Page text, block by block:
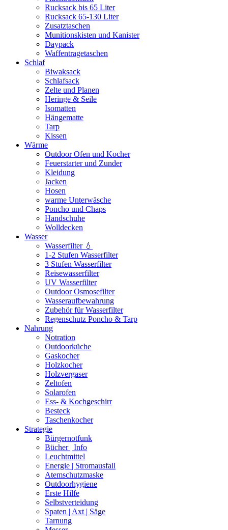
Rucksack bis 65 Liter
Rucksack 65-130 Liter
Zusatztaschen
Munitionskisten und Kanister
Daypack
Waffentragetaschen
Schlaf
Biwaksack
Schlafsack
Zelte und Planen
Heringe & Seile
Isomatten
Hängematte
Tarp
Kissen
Wärme
Outdoor Ofen und Kocher
Feuerstarter und Zunder
Kleidung
Jacken
Hosen
warme Unterwäsche
Poncho und Chaps
Handschuhe
Wolldecken
Wasser
Wasserfilter 💧
1-2 Stufen Wasserfilter
3 Stufen Wasserfilter
Reisewasserfilter
UV Wasserfilter
Outdoor Osmosefilter
Wasseraufbewahrung
Zubehör für Wasserfilter
Regenschutz Poncho & Tarp
Nahrung
Notration
Outdoorküche
Gaskocher
Holzkocher
Holzvergaser
Zeltofen
Solarofen
Ess- & Kochgeschirr
Besteck
Taschenkocher
Strategie
Bürgernotfunk
Bücher | Info
Leuchtmittel
Energie | Stromausfall
Atemschutzmaske
Outdoorhygiene
Erste Hilfe
Selbstverteidung
Spaten | Axt | Säge
Tarnung